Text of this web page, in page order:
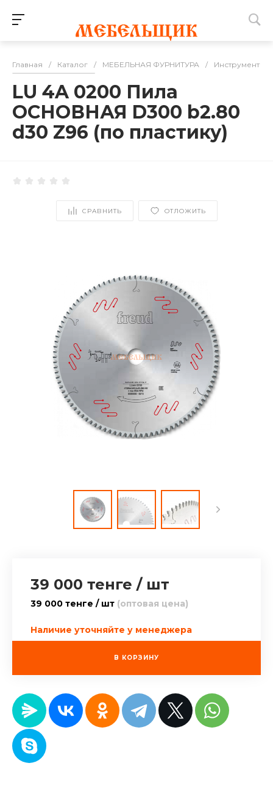
Главная / Каталог / МЕБЕЛЬНАЯ ФУРНИТУРА / Инструмент
LU 4A 0200 Пила
ОСНОВНАЯ D300 b2.80
d30 Z96 (по пластику)
СРАВНИТЬ ОТЛОЖИТЬ
39 000 тенге / шт
39 000 тенге / шт (оптовая цена)
Наличие уточняйте у менеджера
В КОРЗИНУ